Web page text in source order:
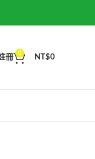
冊
0
NT$0